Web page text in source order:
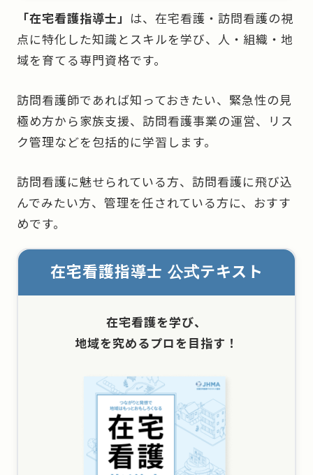
「在宅看護指導士」 は、在宅看護・訪問看護の視
点に特化した知識とスキルを学び、人・組織・地
域を育てる専門資格です。
訪問看護師であれば知っておきたい、緊急性の見
極め方から家族支援、訪問看護事業の運営、リス
ク管理などを包括的に学習します。
訪問看護に魅せられている方、訪問看護に飛び込
んでみたい方、管理を任されている方に、おすす
めです。
在宅看護指導士 公式テキスト
在宅看護を学び、
地域を究めるプロを目指す！